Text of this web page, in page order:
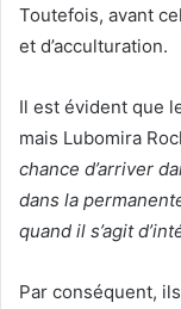
Toutefois, avant
et d’acculturation.
Il est évident que
mais Lubomira
chance d’arriver
dans la
quand il s’agit
Par conséquent,